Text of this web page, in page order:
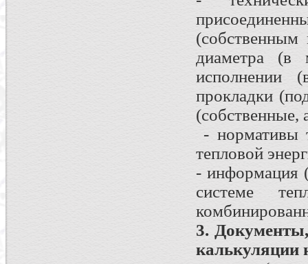
диаметра (в
исполнении
прокладки
(собственные,
- нормативы
тепловой
- информация
системе
3.
калькуляции